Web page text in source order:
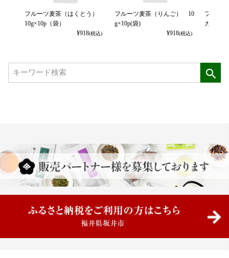
フルーツ麦茶（はくとう）
10g×10p（袋）
¥918(税込)
フルーツ麦茶（りんご） 10
g×10p(袋)
¥918(税込)
フルー
カット